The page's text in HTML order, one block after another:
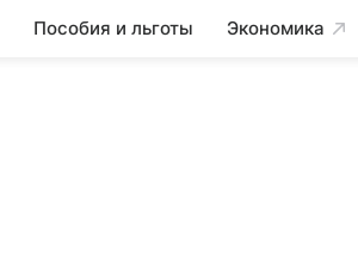
Пособия и льготы Экономика